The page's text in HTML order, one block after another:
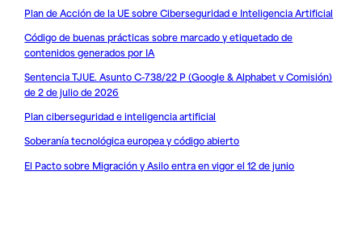
Plan de Acción de la UE sobre Ciberseguridad e Inteligencia Artificial
Código de buenas prácticas sobre marcado y etiquetado de
contenidos generados por IA
Sentencia TJUE. Asunto C-738/22 P (Google & Alphabet v Comisión)
de 2 de julio de 2026
Plan ciberseguridad e inteligencia artificial
Soberanía tecnológica europea y código abierto
El Pacto sobre Migración y Asilo entra en vigor el 12 de junio